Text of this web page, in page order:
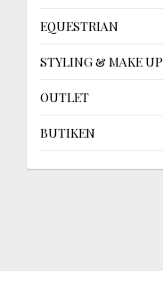
EQUESTRIAN
STYLING & MAKE UP
OUTLET
BUTIKEN